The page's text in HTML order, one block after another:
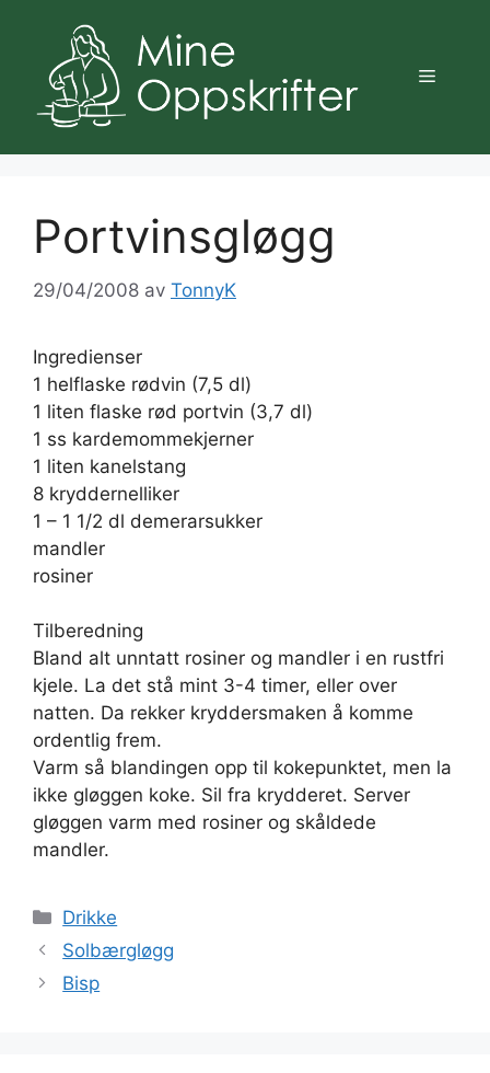
innhold
Meny
Portvinsgløgg
29/04/2008 av TonnyK
Ingredienser
1 helflaske rødvin (7,5 dl)
1 liten flaske rød portvin (3,7 dl)
1 ss kardemommekjerner
1 liten kanelstang
8 kryddernelliker
1 – 1 1/2 dl demerarsukker
mandler
rosiner
Tilberedning
Bland alt unntatt rosiner og mandler i en rustfri
kjele. La det stå mint 3-4 timer, eller over
natten. Da rekker kryddersmaken å komme
ordentlig frem.
Varm så blandingen opp til kokepunktet, men la
ikke gløggen koke. Sil fra krydderet. Server
gløggen varm med rosiner og skåldede
mandler.
Kategorier
Drikke
Solbærgløgg
Bisp